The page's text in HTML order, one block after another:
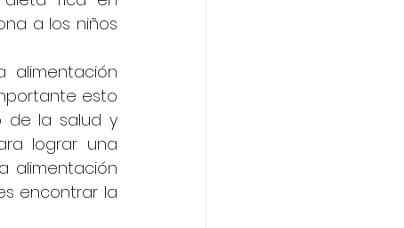
a los niños
alimentación
esto
de la salud y
lograr una
alimentación
encontrar la